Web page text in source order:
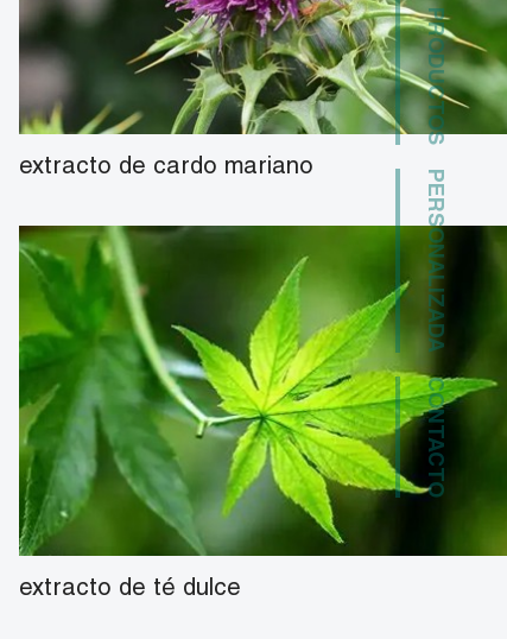
PERSONALIZADA
CONTACTO
extracto de cardo mariano
extracto de té dulce